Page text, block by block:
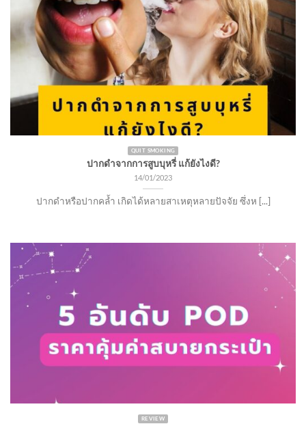
QUIT SMOKING
ปากดำจากการสูบบุหรี่ แก้ยังไงดี?
14/01/2023
ปากดำหรือปากคล้ำ เกิดได้หลายสาเหตุหลายปัจจัย ซึ่งห [...]
REVIEW